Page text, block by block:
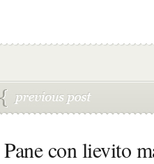
Pane con lievito